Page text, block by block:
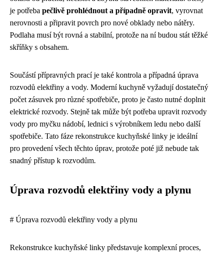
je potřeba pečlivě prohlédnout a případně opravit, vyrovnat
nerovnosti a připravit povrch pro nové obklady nebo nátěry.
Podlaha musí být rovná a stabilní, protože na ní budou stát těžké
skříňky s obsahem.
Součástí přípravných prací je také kontrola a případná úprava
rozvodů elektřiny a vody. Moderní kuchyně vyžadují dostatečný
počet zásuvek pro různé spotřebiče, proto je často nutné doplnit
elektrické rozvody. Stejně tak může být potřeba upravit rozvody
vody pro myčku nádobí, lednici s výrobníkem ledu nebo další
spotřebiče. Tato fáze rekonstrukce kuchyňské linky je ideální
pro provedení všech těchto úprav, protože poté již nebude tak
snadný přístup k rozvodům.
Úprava rozvodů elektřiny vody a plynu
# Úprava rozvodů elektřiny vody a plynu
Rekonstrukce kuchyňské linky představuje komplexní proces,